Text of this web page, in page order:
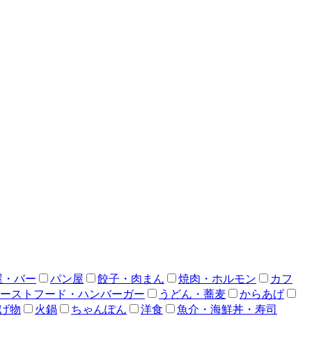
バー パン屋 餃子・肉まん 焼肉・ホルモン
カフ
ストフード・ハンバーガー
うどん・蕎麦
からあげ
物
火鍋 ちゃんぽん 洋食 魚介・海鮮丼・寿司